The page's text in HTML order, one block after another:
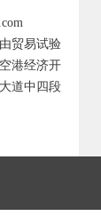
贸易试验
港经济开
道中四段